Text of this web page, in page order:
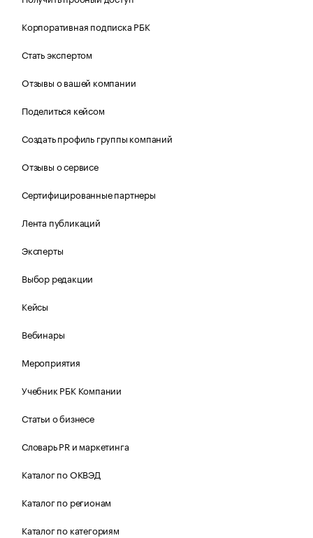
Корпоративная подписка РБК
Стать экспертом
Отзывы о вашей компании
Поделиться кейсом
Создать профиль группы компаний
Отзывы о сервисе
Сертифицированные партнеры
Лента публикаций
Эксперты
Выбор редакции
Кейсы
Вебинары
Мероприятия
Учебник РБК Компании
Статьи о бизнесе
Словарь PR и маркетинга
Каталог по ОКВЭД
Каталог по регионам
Каталог по категориям